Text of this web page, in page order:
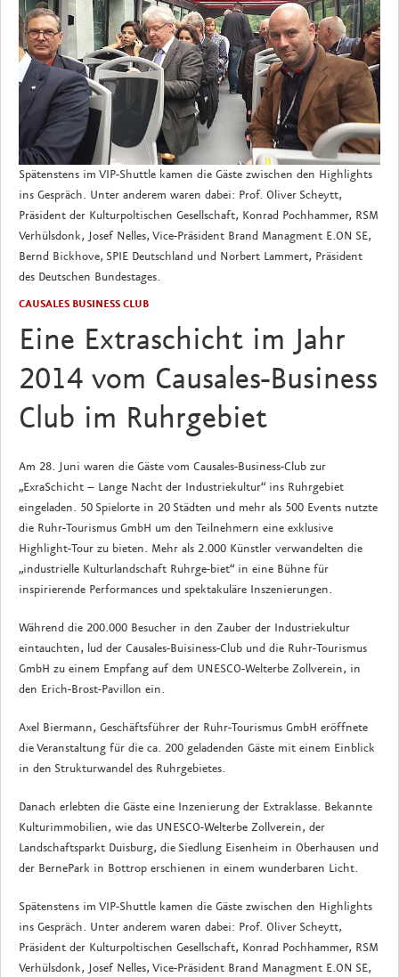
Spätenstens im VIP-Shuttle kamen die Gäste zwischen den Highlights
ins Gespräch. Unter anderem waren dabei: Prof. Oliver Scheytt,
Präsident der Kulturpoltischen Gesellschaft, Konrad Pochhammer, RSM
Verhülsdonk, Josef Nelles, Vice-Präsident Brand Managment E.ON SE,
Bernd Bickhove, SPIE Deutschland und Norbert Lammert, Präsident
des Deutschen Bundestages.
CAUSALES BUSINESS CLUB
Eine Extraschicht im Jahr
2014 vom Causales-Business
Club im Ruhrgebiet
Am 28. Juni waren die Gäste vom Causales-Business-Club zur
„ExraSchicht – Lange Nacht der Industriekultur“ ins Ruhrgebiet
eingeladen. 50 Spielorte in 20 Städten und mehr als 500 Events nutzte
die Ruhr-Tourismus GmbH um den Teilnehmern eine exklusive
Highlight-Tour zu bieten. Mehr als 2.000 Künstler verwandelten die
„industrielle Kulturlandschaft Ruhrge-biet“ in eine Bühne für
inspirierende Performances und spektakuläre Inszenierungen.
Während die 200.000 Besucher in den Zauber der Industriekultur
eintauchten, lud der Causales-Buisiness-Club und die Ruhr-Tourismus
GmbH zu einem Empfang auf dem UNESCO-Welterbe Zollverein, in
den Erich-Brost-Pavillon ein.
Axel Biermann, Geschäftsführer der Ruhr-Tourismus GmbH eröffnete
die Veranstaltung für die ca. 200 geladenden Gäste mit einem Einblick
in den Strukturwandel des Ruhrgebietes.
Danach erlebten die Gäste eine Inzenierung der Extraklasse. Bekannte
Kulturimmobilien, wie das UNESCO-Welterbe Zollverein, der
Landschaftsparkt Duisburg, die Siedlung Eisenheim in Oberhausen und
der BernePark in Bottrop erschienen in einem wunderbaren Licht.
Spätenstens im VIP-Shuttle kamen die Gäste zwischen den Highlights
ins Gespräch. Unter anderem waren dabei: Prof. Oliver Scheytt,
Präsident der Kulturpoltischen Gesellschaft, Konrad Pochhammer, RSM
Verhülsdonk, Josef Nelles, Vice-Präsident Brand Managment E.ON SE,